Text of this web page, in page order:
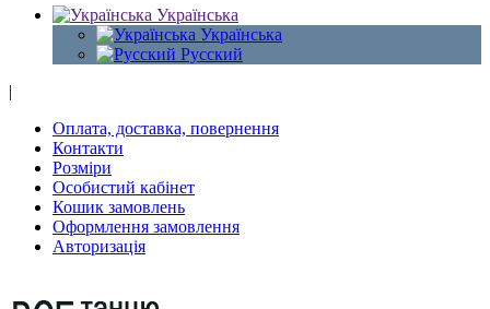
Українська
Українська
Русский
|
Оплата, доставка, повернення
Контакти
Розміри
Особистий кабінет
Кошик замовлень
Оформлення замовлення
Авторизація